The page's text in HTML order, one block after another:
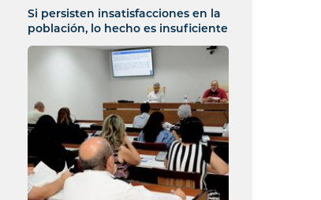
Si persisten insatisfacciones en la
población, lo hecho es insuficiente